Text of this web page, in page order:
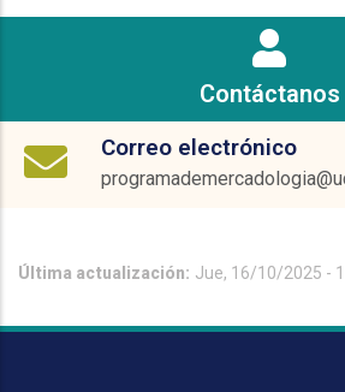
Contáctanos
Correo electrónico
Última actualización: Jue, 16/10/2025 -